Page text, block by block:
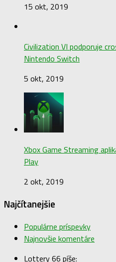
15 okt, 2019
Civilization VI podporuje
Nintendo Switch
5 okt, 2019
Xbox Game Streaming
Play
2 okt, 2019
Najčítanejšie
Populárne príspevky
Najnovšie komentáre
Lottery 66 píše: